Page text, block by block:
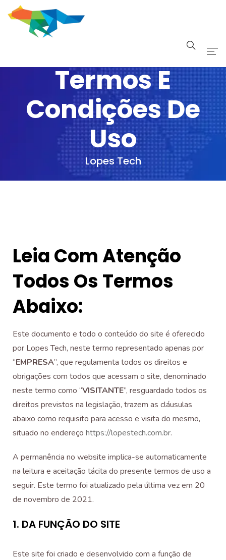
Sobre
Termos E
Condições De
Uso
Lopes Tech
Leia Com Atenção
Todos Os Termos
Abaixo:
Este documento e todo o conteúdo do site é oferecido
por Lopes Tech, neste termo representado apenas por
“EMPRESA”, que regulamenta todos os direitos e
obrigações com todos que acessam o site, denominado
neste termo como “VISITANTE”, resguardado todos os
direitos previstos na legislação, trazem as cláusulas
abaixo como requisito para acesso e visita do mesmo,
situado no endereço https://lopestech.com.br.
A permanência no website implica-se automaticamente
na leitura e aceitação tácita do presente termos de uso a
seguir. Este termo foi atualizado pela última vez em 20
de novembro de 2021.
1. DA FUNÇÃO DO SITE
Este site foi criado e desenvolvido com a função de